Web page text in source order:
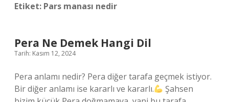
Etiket: Pars manası nedir
Pera Ne Demek Hangi Dil
Tarih: Kasım 12, 2024
Pera anlamı nedir? Pera diğer tarafa geçmek istiyor.
Bir diğer anlamı ise kararlı ve kararlı.
Şahsen